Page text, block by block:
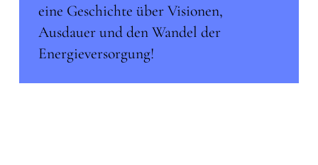
eine Geschichte über Visionen,
Ausdauer und den Wandel der
Energieversorgung!